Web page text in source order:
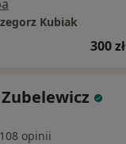
Kubiak
300 zł
108 opinii